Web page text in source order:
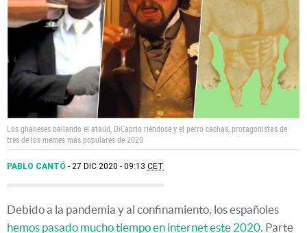
Los ghaneses bailando el ataúd, DiCaprio riéndose y el perro cachas, protagonistas de
tres de los memes más populares de 2020
PABLO CANTÓ 27 DIC 2020 - 09:13 CET
Debido a la pandemia y al confinamiento, los españoles
hemos pasado mucho tiempo en internet este 2020 . Parte